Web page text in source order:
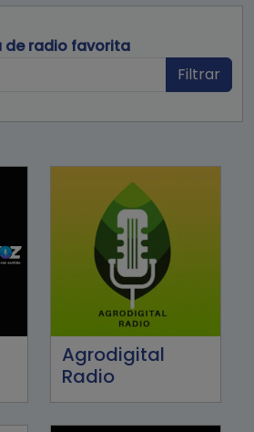
de radio favorita
Filtrar
Agrodigital
Radio